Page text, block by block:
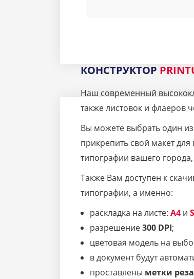
КОНСТРУКТОР
Наш современный
также листовок и флаеров
Вы можете выбрать один из
прикрепить свой макет
типографии вашего
Также Вам доступен к
типографии, а именно:
раскладка на листе: A4 и
разрешение300 DPI;
цветовая модель на
в документ будут
проставлены метки реза